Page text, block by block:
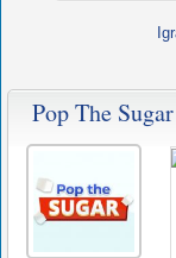
Pop The Sugar